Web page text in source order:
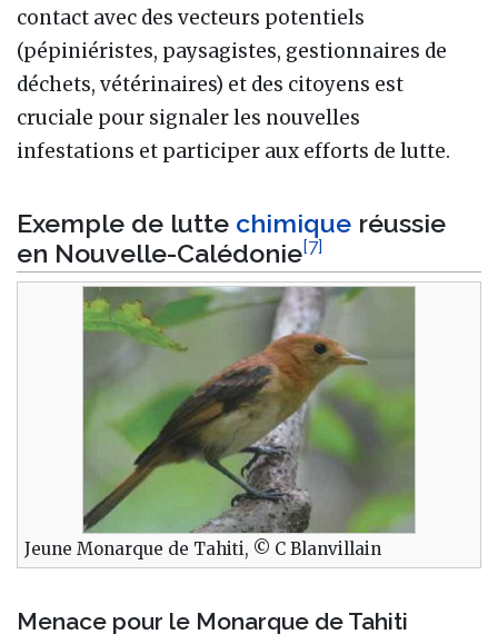
contact avec des vecteurs potentiels
(pépiniéristes, paysagistes, gestionnaires de
déchets, vétérinaires) et des citoyens est
cruciale pour signaler les nouvelles
infestations et participer aux efforts de lutte.
Exemple de lutte chimique réussie
en Nouvelle-Calédonie[7]
Jeune Monarque de Tahiti, © C Blanvillain
Menace pour le Monarque de Tahiti